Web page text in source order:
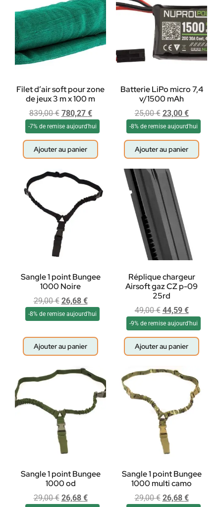
Filet d’air soft pour zone
de jeux 3 m x 100 m
839,00€ 780,27 €
-7% de remise aujourd'hui
Ajouter au panier
Batterie LiPo micro 7,4
v/1500 mAh
25,00€ 23,00 €
-8% de remise aujourd'hui
Ajouter au panier
Sangle 1 point Bungee
1000 Noire
29,00€ 26,68 €
-8% de remise aujourd'hui
Ajouter au panier
Réplique chargeur
Airsoft gaz CZ p-09
25rd
49,00€ 44,59 €
-9% de remise aujourd'hui
Ajouter au panier
Sangle 1 point Bungee
1000 od
29,00€ 26,68 €
Sangle 1 point Bungee
1000 multi camo
29,00€ 26,68 €